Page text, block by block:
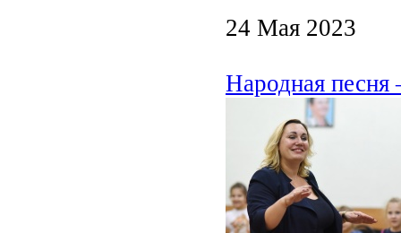
24 Мая 2023
Народная